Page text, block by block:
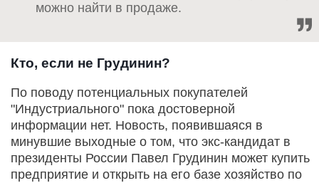
можно найти в продаже.
Кто, если не Грудинин?
По поводу потенциальных покупателей
"Индустриального" пока достоверной
информации нет. Новость, появившаяся в
минувшие выходные о том, что экс-кандидат в
президенты России Павел Грудинин может купить
предприятие и открыть на его базе хозяйство по